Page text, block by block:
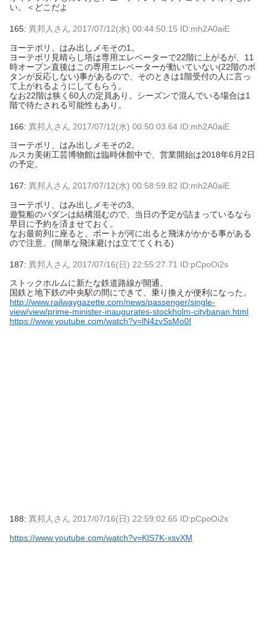
い。＜どこだよ
165: 異邦人さん 2017/07/12(水) 00:44:50.15 ID:mh2A0aiE
ヨーテボリ、はみ出しメモその1。
ヨーテボリ見晴らし塔は専用エレベーターで22階に上がるが、11
時オープン直後はこの専用エレベーターが動いていない(22階のボ
タンが反応しない)事があるので、そのときは1階受付の人に言っ
て上がれるようにしてもらう。
なお22階は狭く60人の定員あり。シーズンで混んでいる場合は1
階で待たされる可能性もあり。
166: 異邦人さん 2017/07/12(水) 00:50:03.64 ID:mh2A0aiE
ヨーテボリ、はみ出しメモその2。
ルスカ美術工芸博物館は臨時休館中で、営業開始は2018年6月2日
の予定。
167: 異邦人さん 2017/07/12(水) 00:58:59.82 ID:mh2A0aiE
ヨーテボリ、はみ出しメモその3。
遊覧船のパダンは結構混むので、当日の予定が詰まっているなら
早目に予約を済ませておく。
なお最前列に座ると、ボートが河に出ると飛沫がかかる事がある
ので注意。(簡単な飛沫避けは立ててくれる)
187: 異邦人さん 2017/07/16(日) 22:55:27.71 ID:pCpoOi2s
ストックホルムに新たな鉄道路線が開通。
国鉄と地下鉄の中央駅の間にできて、乗り換えが便利になった。
http://www.railwaygazette.com/news/passenger/single-
view/view/prime-minister-inaugurates-stockholm-citybanan.html
https://www.youtube.com/watch?v=lN4zvSsMo0I
188: 異邦人さん 2017/07/16(日) 22:59:02.65 ID:pCpoOi2s
https://www.youtube.com/watch?v=KlS7K-xsvXM